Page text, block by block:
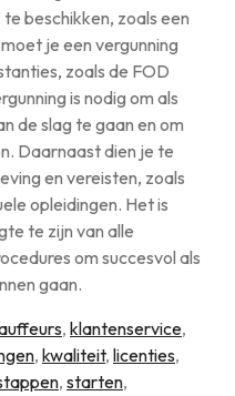
beschikken, zoals een
je een vergunning
zoals de FOD
is nodig om als
de slag te gaan en om
Daarnaast dien je te
en vereisten, zoals
opleidingen. Het is
te zijn van alle
om succesvol als
gaan.
, klantenservice,
, kwaliteit, licenties,
, starten,